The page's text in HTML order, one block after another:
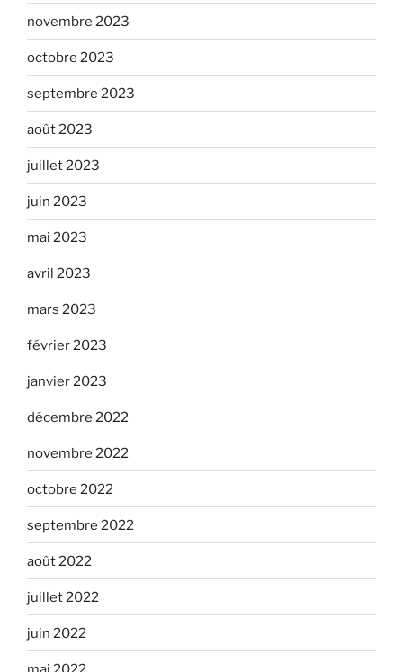
novembre 2023
octobre 2023
septembre 2023
août 2023
juillet 2023
juin 2023
mai 2023
avril 2023
mars 2023
février 2023
janvier 2023
décembre 2022
novembre 2022
octobre 2022
septembre 2022
août 2022
juillet 2022
juin 2022